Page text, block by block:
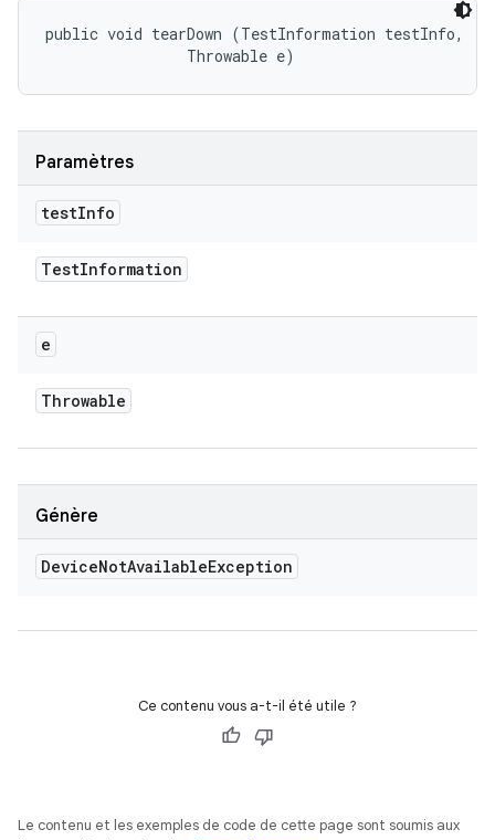
public void tearDown (TestInformation testInfo,
                Throwable e)
Paramètres
testInfo
TestInformation
e
Throwable
Génère
DeviceNotAvailableException
Ce contenu vous a-t-il été utile ?
Le contenu et les exemples de code de cette page sont soumis aux